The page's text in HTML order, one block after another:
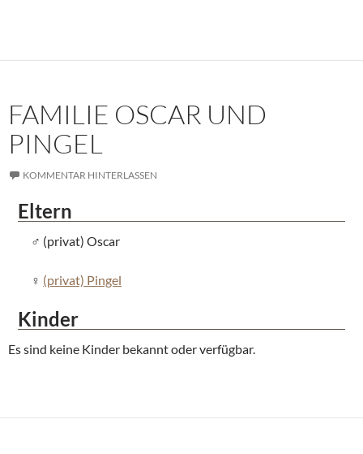
FAMILIE OSCAR UND
PINGEL
KOMMENTAR HINTERLASSEN
Eltern
(privat) Oscar
(privat) Pingel
Kinder
Es sind keine Kinder bekannt oder verfügbar.